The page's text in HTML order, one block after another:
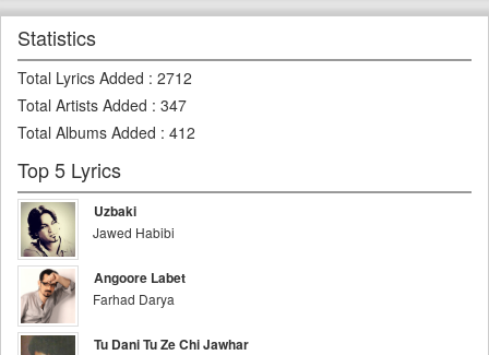
Statistics
Total Lyrics Added : 2712
Total Artists Added : 347
Total Albums Added : 412
Top 5 Lyrics
Uzbaki
Jawed Habibi
Angoore Labet
Farhad Darya
Tu Dani Tu Ze Chi Jawhar